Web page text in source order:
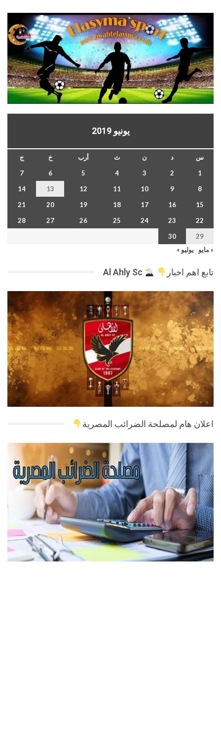
يونيو 2019
س د ن ث أرب خ
ج
1
2
3
4
5
6
7
8
9
10
11
12
13
14
15
16
17
18
19
20
21
22
23
24
25
26
27
28
29
30
« مايو
يوليو »
تابع اهم اخبار
اعلان هام لمصلحة الضرائب المصرية